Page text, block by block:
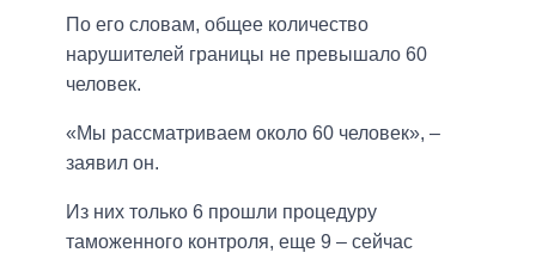
По его словам, общее количество
нарушителей границы не превышало 60
человек.
«Мы рассматриваем около 60 человек», –
заявил он.
Из них только 6 прошли процедуру
таможенного контроля, еще 9 – сейчас